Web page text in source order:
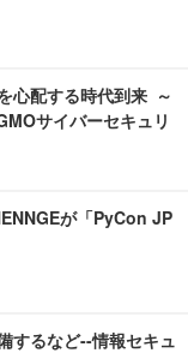
心配する時代到来 ～
サイバーセキュリ
が「PyCon JP
するなど--情報セキュ